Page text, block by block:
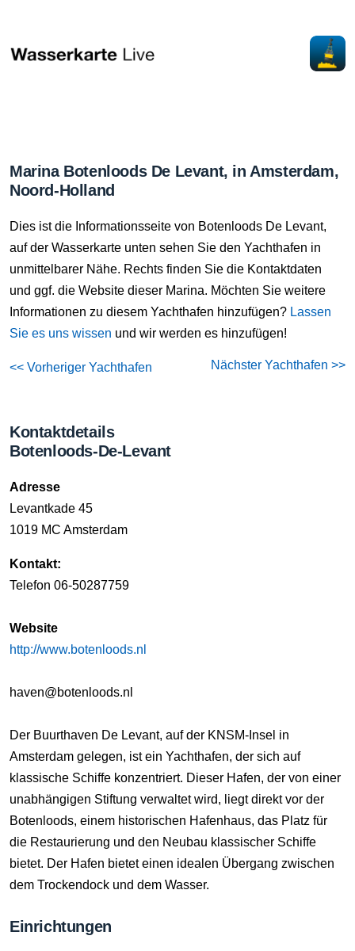
Marina Botenloods De Levant, in Amsterdam,
Noord-Holland
Dies ist die Informationsseite von Botenloods De Levant,
auf der Wasserkarte unten sehen Sie den Yachthafen in
unmittelbarer Nähe. Rechts finden Sie die Kontaktdaten
und ggf. die Website dieser Marina. Möchten Sie weitere
Informationen zu diesem Yachthafen hinzufügen? Lassen
Sie es uns wissen und wir werden es hinzufügen!
<< Vorheriger Yachthafen Nächster Yachthafen >>
Kontaktdetails
Botenloods-De-Levant
Adresse
Levantkade 45
1019 MC Amsterdam
Kontakt:
Telefon 06-50287759
Website
http://www.botenloods.nl
haven@botenloods.nl
Der Buurthaven De Levant, auf der KNSM-Insel in
Amsterdam gelegen, ist ein Yachthafen, der sich auf
klassische Schiffe konzentriert. Dieser Hafen, der von einer
unabhängigen Stiftung verwaltet wird, liegt direkt vor der
Botenloods, einem historischen Hafenhaus, das Platz für
die Restaurierung und den Neubau klassischer Schiffe
bietet. Der Hafen bietet einen idealen Übergang zwischen
dem Trockendock und dem Wasser.
Einrichtungen